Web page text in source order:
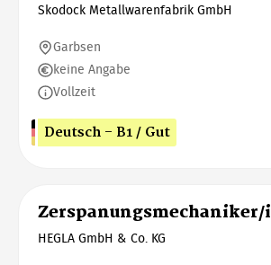
Skodock Metallwarenfabrik GmbH
Garbsen
keine Angabe
Vollzeit
Deutsch - B1 / Gut
Zerspanungsmechaniker/
HEGLA GmbH & Co. KG